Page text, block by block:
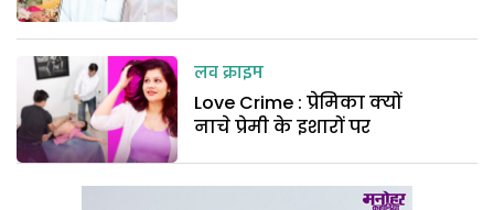
लव क्राइम
Love Crime : प्रेमिका क्यों
नाचे प्रेमी के इशारों पर